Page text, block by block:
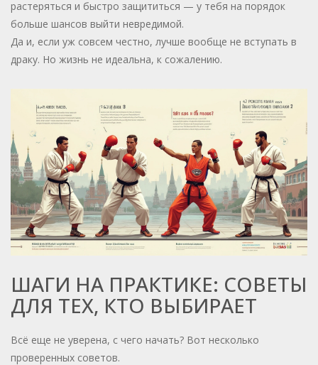
растеряться и быстро защититься — у тебя на порядок
больше шансов выйти невредимой.
Да и, если уж совсем честно, лучше вообще не вступать в
драку. Но жизнь не идеальна, к сожалению.
ШАГИ НА ПРАКТИКЕ: СОВЕТЫ
ДЛЯ ТЕХ, КТО ВЫБИРАЕТ
Всё еще не уверена, с чего начать? Вот несколько
проверенных советов.